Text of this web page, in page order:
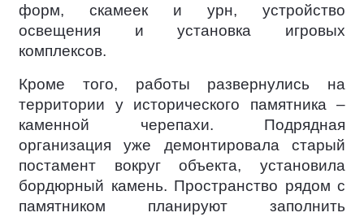
форм, скамеек и урн, устройство
освещения и установка игровых
комплексов.
Кроме того, работы развернулись на
территории у исторического памятника –
каменной черепахи. Подрядная
организация уже демонтировала старый
постамент вокруг объекта, установила
бордюрный камень. Пространство рядом с
памятником планируют заполнить